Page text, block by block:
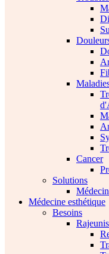
Cancer
Solutions
Médecine esthétique
Besoins